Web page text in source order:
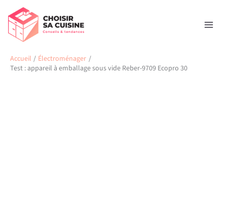
contenu
Accueil
Électroménager
Test : appareil à emballage sous vide Reber-9709 Ecopro 30
Rechercher